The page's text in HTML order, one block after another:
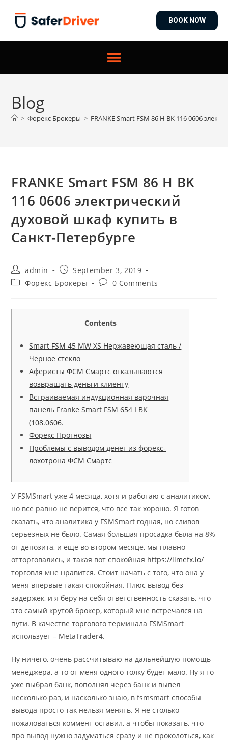
BOOK NOW
Blog
> Форекс Брокеры > FRANKE Smart FSM 86 H BK 116 0606
FRANKE Smart FSM 86 H BK
116 0606 электрический
духовой шкаф купить в
Санкт-Петербурге
admin
September 3, 2019
Форекс Брокеры
0 Comments
Contents
Smart FSM 45 MW XS Нержавеющая сталь /
Черное стекло
Аферисты ФСМ Смартс отказываются
возвращать деньги клиенту
Встраиваемая индукционная варочная
панель Franke Smart FSM 654 I BK
(108.0606.
Форекс Прогнозы
Проблемы с выводом денег из форекс-
лохотрона ФСМ Смартс
У FSMSmart уже 4 месяца, хотя и работаю с аналитиком,
но все равно не верится, что все так хорошо. Я готов
сказать, что аналитика у FSMSmart годная, но сливов
серьезных не было. Самая большая просадка была на 8%
от депозита, и еще во втором месяце, мы плавно
отторговались, и такая вот спокойная https://limefx.io/
торговля мне нравится. Стоит начать с того, что она у
меня впервые такая спокойная. Плюс вывод без
задержек, и я беру на себя ответственность сказать, что
это самый крутой брокер, который мне встречался на
пути. В качестве торгового терминала FSMSmart
использует – MetaTrader4.
Ну ничего, очень рассчитываю на дальнейшую помощь
менеджера, а то от меня одного толку будет мало. Ну я то
уже выбрал банк, пополнял через банк и вывел
несколько раз, и насколько знаю, в fsmsmart способы
вывода просто так нельзя менять. Я не столько
пожаловаться коммент оставил, а чтобы показать, что
про вывод нужно задуматься сразу и не проколоться, как